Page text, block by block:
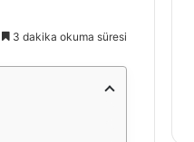
3 dakika okuma süresi